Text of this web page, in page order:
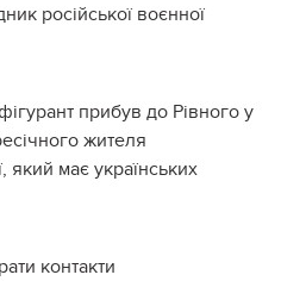
російської воєнної
прибув до Рівного у
жителя
який має українських
контакти